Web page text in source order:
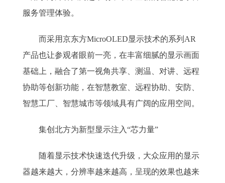
服务管理体验。
而采用京东方MicroOLED显示技术的系列AR
产品也让参观者眼前一亮，在丰富细腻的显示画面
基础上，融合了第一视角共享、测温、对讲、远程
协助等创新功能，在智慧教室、远程协助、安防、
智慧工厂、智慧城市等领域具有广阔的应用空间。
集创北方为新型显示注入“芯力量”
随着显示技术快速迭代升级，大众应用的显示
器越来越大，分辨率越来越高，呈现的效果也越来